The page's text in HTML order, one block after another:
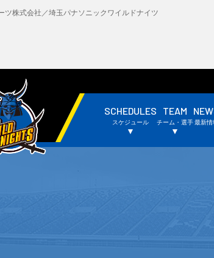
ツ株式会社／埼玉パナソニックワイルドナイツ
SCHEDULES
スケジュール
▼
TEAM
チーム・選手
▼
最新情
・試合日程・結果
・チームスケジュール
・選手情報
・スタッフ